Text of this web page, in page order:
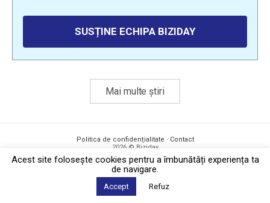
SUSȚINE ECHIPA BIZIDAY
Mai multe știri
Politica de confidențialitate · Contact
2026 © Biziday
Acest site foloseşte cookies pentru a îmbunătăți experiența ta
de navigare.
Accept Refuz